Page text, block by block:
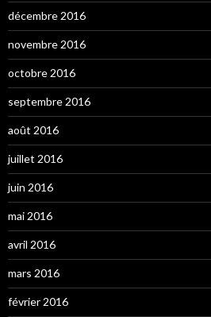
décembre 2016
novembre 2016
octobre 2016
septembre 2016
août 2016
juillet 2016
juin 2016
mai 2016
avril 2016
mars 2016
février 2016